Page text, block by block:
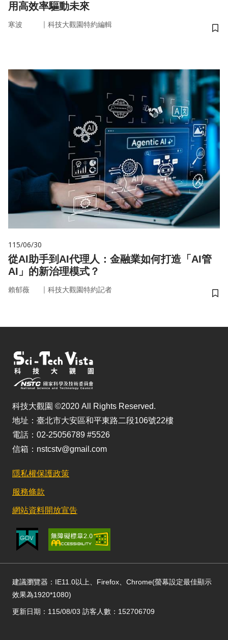
用高效率驅動未來
寒波 ｜ 科技大觀園特約編輯
儲
115/06/30
從AI助手到AI代理人：金融業如何打造「AI管
AI」的新治理模式？
賴郁薇 ｜ 科技大觀園特約記者
儲
科技大觀園 ©2020 All Rights Reserved.
地址：臺北市大安區和平東路二段106號22樓
電話：02-25056789 #5526
信箱：nstcstv@gmail.com
隱私權保護政策
服務條款
網站資料開放宣告
建議瀏覽器：IE11.0以上、Firefox、Chrome(螢幕設定最佳顯示
效果為1920*1080)
更新日期：115/08/03 訪客人數：152706709